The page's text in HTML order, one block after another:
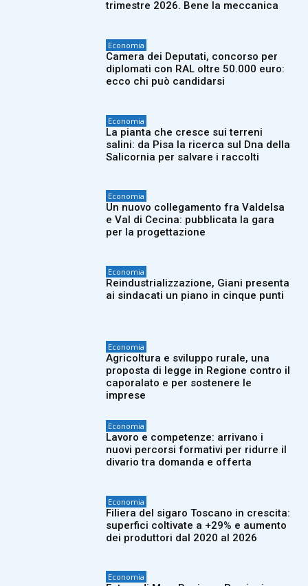
trimestre 2026. Bene la meccanica
Economia
Camera dei Deputati, concorso per
diplomati con RAL oltre 50.000 euro:
ecco chi può candidarsi
Economia
La pianta che cresce sui terreni
salini: da Pisa la ricerca sul Dna della
Salicornia per salvare i raccolti
Economia
Un nuovo collegamento fra Valdelsa
e Val di Cecina: pubblicata la gara
per la progettazione
Economia
Reindustrializzazione, Giani presenta
ai sindacati un piano in cinque punti
Economia
Agricoltura e sviluppo rurale, una
proposta di legge in Regione contro il
caporalato e per sostenere le
imprese
Economia
Lavoro e competenze: arrivano i
nuovi percorsi formativi per ridurre il
divario tra domanda e offerta
Economia
Filiera del sigaro Toscano in crescita:
superfici coltivate a +29% e aumento
dei produttori dal 2020 al 2026
Economia